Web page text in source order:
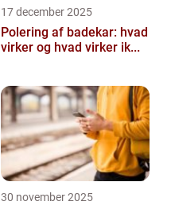
17 december 2025
Polering af badekar: hvad
virker og hvad virker ik...
30 november 2025